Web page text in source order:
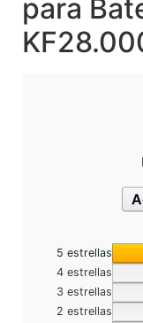
para
5 estrellas
4 estrellas
3 estrellas
2 estrellas